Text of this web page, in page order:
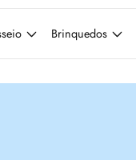
Brinquedos